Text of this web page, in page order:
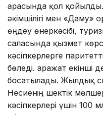
арасында қол
әкімшілігі мен
өңдеу өнеркәсібі,
саласында қызмет
кәсіпкерлерге
бөледі. Қаражат екінші
босатылады. Жылдық
Несиенің шектік
кәсіпкерлері үшін 100